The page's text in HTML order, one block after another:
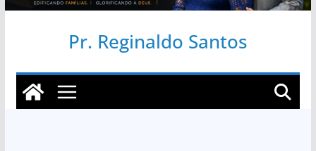
Pr. Reginaldo Santos